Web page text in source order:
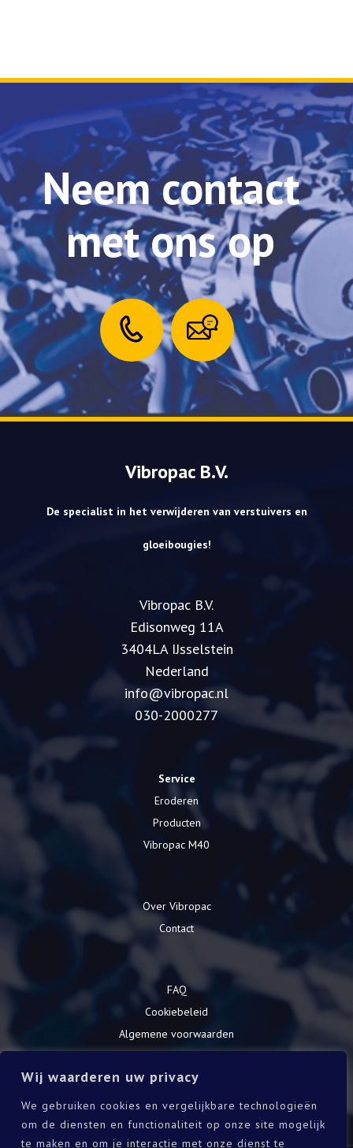
Wij waarderen uw privacy
We gebruiken cookies en vergelijkbare technologieën
om de diensten en functionaliteit op onze site mogelijk
te maken en om je interactie met onze dienst te
Neem contact
met ons op
Vibropac B.V.
De specialist in het verwijderen van verstuivers en
gloeibougies!
Vibropac B.V.
​Edisonweg 11A
3404LA IJsselstein
Nederland
info@vibropac.nl
030-2000277
Service
Eroderen
Producten
Vibropac M40
Over Vibropac
Contact
FAQ
Cookiebeleid
Algemene voorwaarden
Privacy Verklaring
Download onze catalogus